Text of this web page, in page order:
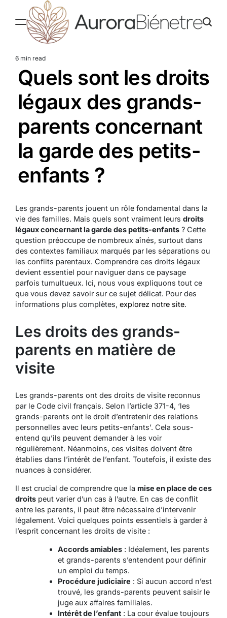
content
Estimated
read
time
6 min read
Quels sont les droits
légaux des grands-
parents concernant
la garde des petits-
enfants ?
Les grands-parents jouent un rôle fondamental dans la
vie des familles. Mais quels sont vraiment leurs droits
légaux concernant la garde des petits-enfants ? Cette
question préoccupe de nombreux aînés, surtout dans
des contextes familiaux marqués par les séparations ou
les conflits parentaux. Comprendre ces droits légaux
devient essentiel pour naviguer dans ce paysage
parfois tumultueux. Ici, nous vous expliquons tout ce
que vous devez savoir sur ce sujet délicat. Pour des
informations plus complètes, explorez notre site.
Les droits des grands-
parents en matière de
visite
Les grands-parents ont des droits de visite reconnus
par le Code civil français. Selon l’article 371-4, ‘les
grands-parents ont le droit d’entretenir des relations
personnelles avec leurs petits-enfants’. Cela sous-
entend qu’ils peuvent demander à les voir
régulièrement. Néanmoins, ces visites doivent être
établies dans l’intérêt de l’enfant. Toutefois, il existe des
nuances à considérer.
Il est crucial de comprendre que la mise en place de ces
droits peut varier d’un cas à l’autre. En cas de conflit
entre les parents, il peut être nécessaire d’intervenir
légalement. Voici quelques points essentiels à garder à
l’esprit concernant les droits de visite :
Accords amiables: Idéalement, les parents
et grands-parents s’entendent pour définir
un emploi du temps.
Procédure judiciaire : Si aucun accord n’est
trouvé, les grands-parents peuvent saisir le
juge aux affaires familiales.
Intérêt de l’enfant: La cour évalue toujours